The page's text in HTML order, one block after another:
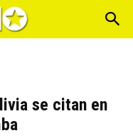
se citan en